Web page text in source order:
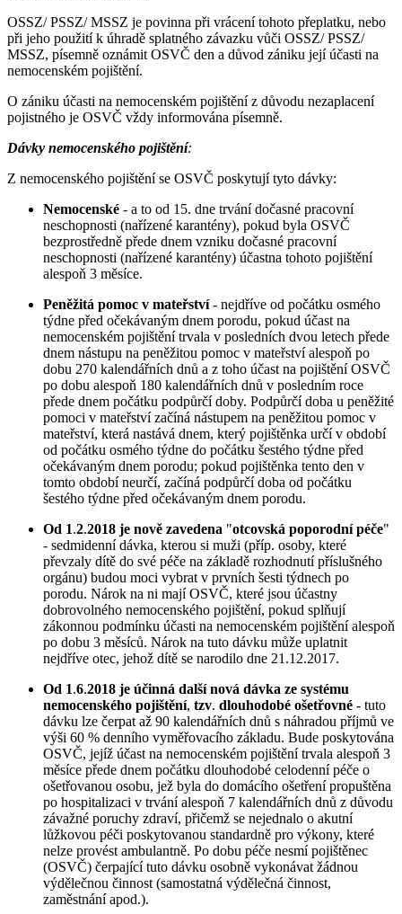
OSSZ/ PSSZ/ MSSZ je povinna při vrácení tohoto přeplatku, nebo
při jeho použití k úhradě splatného závazku vůči OSSZ/ PSSZ/
MSSZ, písemně oznámit OSVČ den a důvod zániku její účasti na
nemocenském pojištění.
O zániku účasti na nemocenském pojištění z důvodu nezaplacení
pojistného je OSVČ vždy informována písemně.
Dávky nemocenského pojištění:
Z nemocenského pojištění se OSVČ poskytují tyto dávky:
Nemocenské - a to od 15. dne trvání dočasné pracovní
neschopnosti (nařízené karantény), pokud byla OSVČ
bezprostředně přede dnem vzniku dočasné pracovní
neschopnosti (nařízené karantény) účastna tohoto pojištění
alespoň 3 měsíce.
Peněžitá pomoc v mateřství- nejdříve od počátku osmého
týdne před očekávaným dnem porodu, pokud účast na
nemocenském pojištění trvala v posledních dvou letech přede
dnem nástupu na peněžitou pomoc v mateřství alespoň po
dobu 270 kalendářních dnů a z toho účast na pojištění OSVČ
po dobu alespoň 180 kalendářních dnů v posledním roce
přede dnem počátku podpůrčí doby. Podpůrčí doba u peněžité
pomoci v mateřství začíná nástupem na peněžitou pomoc v
mateřství, která nastává dnem, který pojištěnka určí v období
od počátku osmého týdne do počátku šestého týdne před
očekávaným dnem porodu; pokud pojištěnka tento den v
tomto období neurčí, začíná podpůrčí doba od počátku
šestého týdne před očekávaným dnem porodu.
Od 1.2.2018 je nově zavedena "otcovská poporodní péče"
- sedmidenní dávka, kterou si muži (příp. osoby, které
převzaly dítě do své péče na základě rozhodnutí příslušného
orgánu) budou moci vybrat v prvních šesti týdnech po
porodu. Nárok na ni mají OSVČ, které jsou účastny
dobrovolného nemocenského pojištění, pokud splňují
zákonnou podmínku účasti na nemocenském pojištění alespoň
po dobu 3 měsíců. Nárok na tuto dávku může uplatnit
nejdříve otec, jehož dítě se narodilo dne 21.12.2017.
Od 1.6.2018 je účinná další nová dávka ze systému
nemocenského pojištění, tzv. dlouhodobé ošetřovné - tuto
dávku lze čerpat až 90 kalendářních dnů s náhradou příjmů ve
výši 60 % denního vyměřovacího základu. Bude poskytována
OSVČ, jejíž účast na nemocenském pojištění trvala alespoň 3
měsíce přede dnem počátku dlouhodobé celodenní péče o
ošetřovanou osobu, jež byla do domácího ošetření propuštěna
po hospitalizaci v trvání alespoň 7 kalendářních dnů z důvodu
závažné poruchy zdraví, přičemž se nejednalo o akutní
lůžkovou péči poskytovanou standardně pro výkony, které
nelze provést ambulantně. Po dobu péče nesmí pojištěnec
(OSVČ) čerpající tuto dávku osobně vykonávat žádnou
výdělečnou činnost (samostatná výdělečná činnost,
zaměstnání apod.).